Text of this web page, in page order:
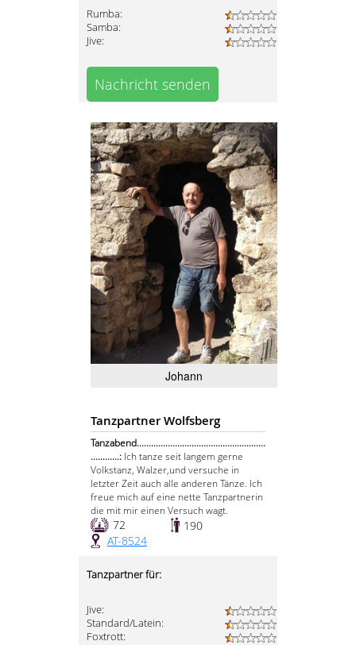
Rumba:
Samba:
Jive:
Nachricht senden
Johann
Tanzpartner Wolfsberg
Tanzabend......................................................
............: Ich tanze seit langem gerne
Volkstanz, Walzer,und versuche in
letzter Zeit auch alle anderen Tänze. Ich
freue mich auf eine nette Tanzpartnerin
die mit mir einen Versuch wagt.
72
190
AT-8524
Tanzpartner für:
Jive:
Standard/Latein:
Foxtrott: